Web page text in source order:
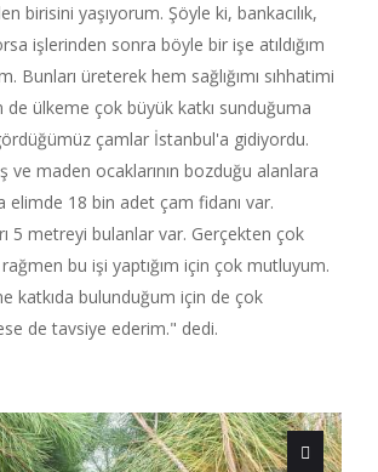
birisini yaşıyorum. Şöyle ki, bankacılık,
işlerinden sonra böyle bir işe atıldığım
Bunları üreterek hem sağlığımı sıhhatimi
ülkeme çok büyük katkı sunduğuma
çamlar İstanbul'a gidiyordu.
ve maden ocaklarının bozduğu alanlara
elimde 18 bin adet çam fidanı var.
5 metreyi bulanlar var. Gerçekten çok
bu işi yaptığım için çok mutluyum.
katkıda bulunduğum için de çok
de tavsiye ederim." dedi.